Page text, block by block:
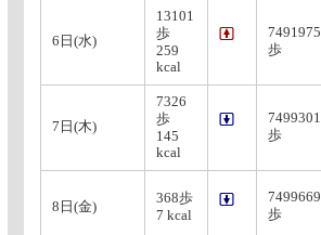
6日(水)
13101
歩
259
kcal
7491975
歩
7日(木)
7326
歩
145
kcal
7499301
歩
8日(金)
368歩
7 kcal
7499669
歩